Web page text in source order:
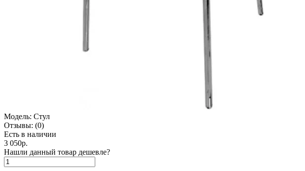
Модель: Стул
Отзывы: (0)
Есть в наличии
3 050р.
Нашли данный товар дешевле?